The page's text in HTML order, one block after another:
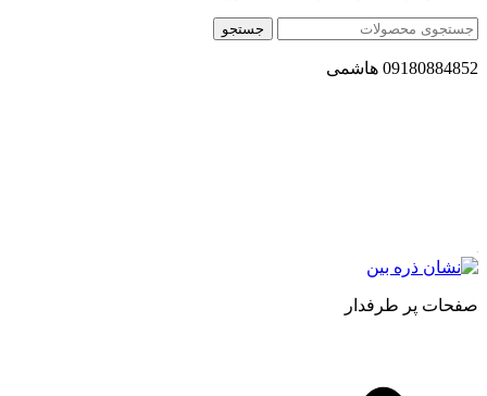
جستجو
09180884852 هاشمی
صفحات پر طرفدار